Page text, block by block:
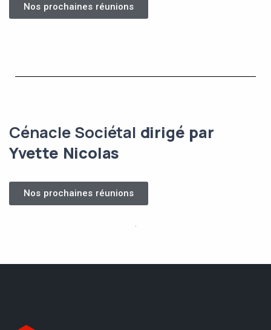
Nos prochaines réunions
Cénacle Sociétal dirigé par
Yvette Nicolas
Nos prochaines réunions